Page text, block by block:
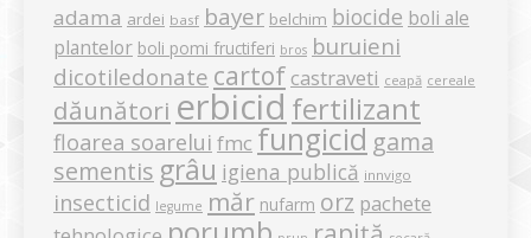
adama ardei basf bayer belchim biocide boli ale
plantelor boli pomi fructiferi bros buruieni
dicotiledonate cartof castraveti ceapă cereale
dăunători erbicid fertilizant
floarea soarelui fmc fungicid gama
sementis grâu igiena publică innvigo
insecticid legume măr nufarm orz pachete